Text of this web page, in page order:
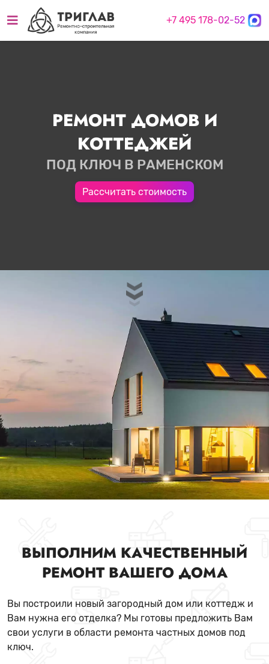
+7 495 178-02-52
РЕМОНТ ДОМОВ И
КОТТЕДЖЕЙ
ПОД КЛЮЧ В РАМЕНСКОМ
Рассчитать стоимость
ВЫПОЛНИМ КАЧЕСТВЕННЫЙ
РЕМОНТ ВАШЕГО ДОМА
Вы построили новый загородный дом или коттедж и
Вам нужна его отделка? Мы готовы предложить Вам
свои услуги в области ремонта частных домов под
ключ.